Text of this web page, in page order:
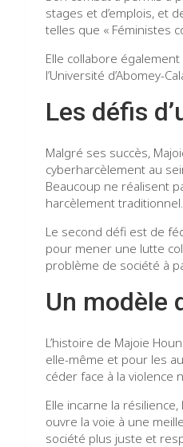
stages et d’emplois, et
telles que « Féministes
Elle collabore
l’Université d’Abomey-
Les défis
Malgré ses succès,
cyberharcèlement au
Beaucoup ne réalisent
harcèlement traditionnel.
Le second défi est de
pour mener une lutte
problème de société à
Un modèle
L’histoire de Majoie
elle-même et pour les
céder face à la violence
Elle incarne la
ouvre la voie à une
société plus juste et